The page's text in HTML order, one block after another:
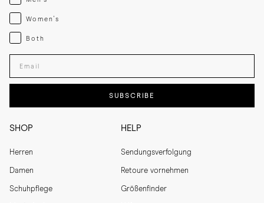
SHOP
Herren
Damen
Schuhpflege
HELP
Sendungsverfolgung
Retoure vornehmen
Größenfinder
Womenswear
Women's
Both
Both
Enter your email adress
SUBSCRIBE